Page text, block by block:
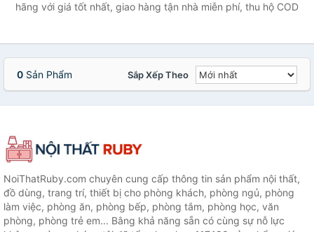
hãng với giá tốt nhất, giao hàng tận nhà miễn phí, thu hộ COD
0 Sản Phẩm Sắp Xếp Theo
NoiThatRuby.com chuyên cung cấp thông tin sản phẩm nội thất,
đồ dùng, trang trí, thiết bị cho phòng khách, phòng ngủ, phòng
làm việc, phòng ăn, phòng bếp, phòng tắm, phòng học, văn
phòng, phòng trẻ em... Bằng khả năng sẵn có cùng sự nỗ lực